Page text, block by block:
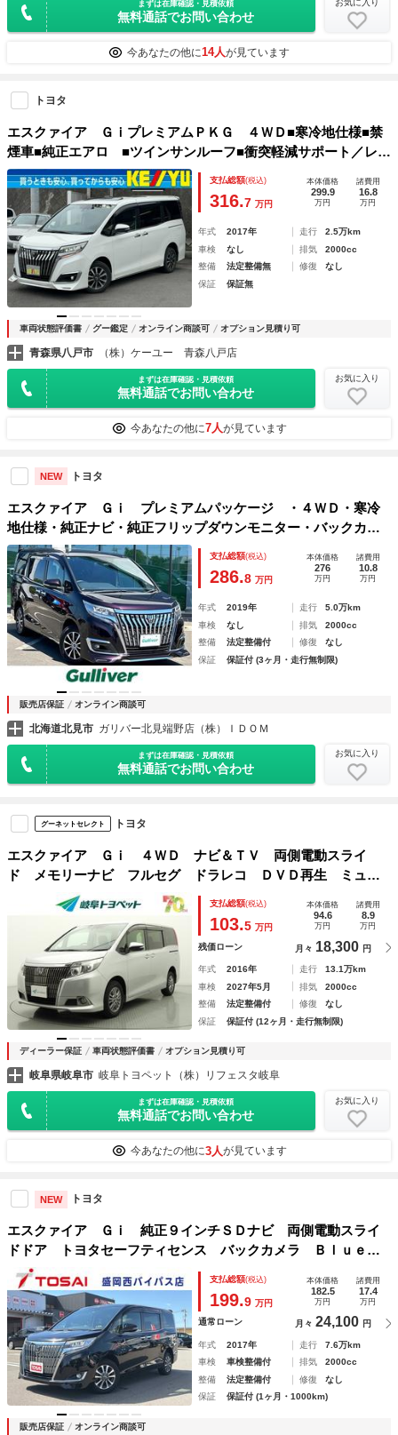
まずは在庫確認・見積依頼
無料通話でお問い合わせ
お気に入り
今あなたの他に14人が見ています
トヨタ
エスクァイア ＧｉプレミアムＰＫＧ ４ＷＤ■寒冷地仕様■禁
煙車■純正エアロ ■ツインサンルーフ■衝突軽減サポート／レー
ンアシスト／オートクルーズ／両側電動スライドドア／シート
ヒーター／ハーフレザーシート／純正ナビ／バックカメラ／フ
ルセグＴＶ／ＢＴオーディオ／ＤＶＤ再生／ＥＴＣ
支払総額(税込)
316.7 万円
本体価格
299.9
万円
諸費用
16.8
万円
年式 2017年 走行
2.5万km
車検
なし 排気
2000cc
整備
法定整備無 修復
なし
保証
保証無
車両状態評価書 グー鑑定 オンライン商談可 オプション見積り可
青森県八戸市 （株）ケーユー 青森八戸店
まずは在庫確認・見積依頼
無料通話でお問い合わせ
お気に入り
今あなたの他に7人が見ています
NEW トヨタ
エスクァイア Ｇｉ プレミアムパッケージ ・４ＷＤ・寒冷
地仕様・純正ナビ・純正フリップダウンモニター・バックカメ
ラ・両側パワースライドドア・Ｔｏｙｏｔａ Ｓａｆｅｔｙ
Ｓｅｎｓｅ・プリクラッシュ・クルーズコントロール・ステア
リングヒーター
支払総額(税込)
286.8 万円
本体価格
276
万円
諸費用
10.8
万円
年式 2019年 走行
5.0万km
車検
なし 排気
2000cc
整備
法定整備付 修復
なし
保証
保証付 (3ヶ月・走行無制限)
販売店保証 オンライン商談可
北海道北見市 ガリバー北見端野店（株）ＩＤＯＭ
まずは在庫確認・見積依頼
無料通話でお問い合わせ
お気に入り
グーネットセレクト トヨタ
エスクァイア Ｇｉ ４ＷＤ ナビ＆ＴＶ 両側電動スライ
ド メモリーナビ フルセグ ドラレコ ＤＶＤ再生 ミュー
ジックプレイヤー接続可 衝突被害軽減システム ＥＴＣ ３
列シート スマートキー ＬＥＤヘッドランプ 記録簿
支払総額(税込)
103.5 万円
本体価格
94.6
万円
諸費用
8.9
万円
残価ローン 月々 18,300 円
年式 2016年 走行
13.1万km
車検
2027年5月 排気
2000cc
整備
法定整備付 修復
なし
保証
保証付 (12ヶ月・走行無制限)
ディーラー保証 車両状態評価書 オプション見積り可
岐阜県岐阜市 岐阜トヨペット（株）リフェスタ岐阜
まずは在庫確認・見積依頼
無料通話でお問い合わせ
お気に入り
今あなたの他に3人が見ています
NEW トヨタ
エスクァイア Ｇｉ 純正９インチＳＤナビ 両側電動スライ
ドドア トヨタセーフティセンス バックカメラ Ｂｌｕｅｔ
ｏｏｔｈ ＥＴＣ スマートキー ＬＥＤヘッドライト ＬＥ
Ｄフォグランプ オートライト シートヒーター
支払総額(税込)
199.9 万円
本体価格
182.5
万円
諸費用
17.4
万円
通常ローン 月々 24,100 円
年式 2017年 走行
7.6万km
車検
車検整備付 排気
2000cc
整備
法定整備付 修復
なし
保証
保証付 (1ヶ月・1000km)
販売店保証 オンライン商談可